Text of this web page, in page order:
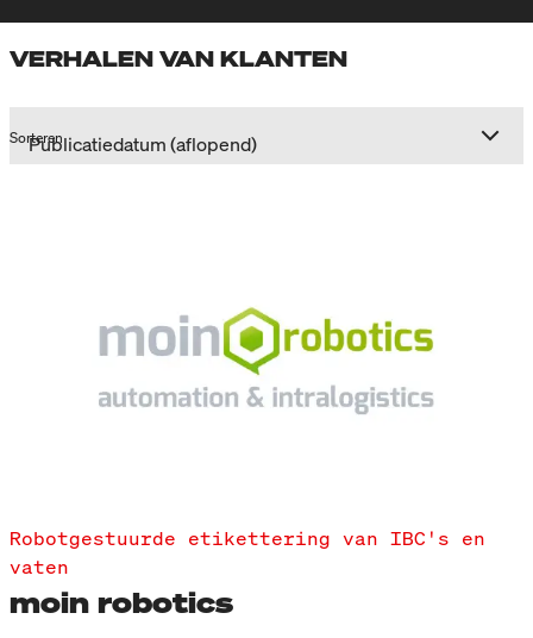
VERHALEN VAN KLANTEN
Sorteren
Robotgestuurde etikettering van IBC's en
vaten
moin robotics